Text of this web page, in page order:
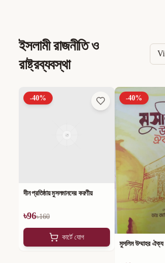
ইসলামী রাজনীতি ও
রাষ্ট্রব্যবস্থা
-40%
দীন প্রতিষ্ঠায় মুসলমানদের করণীয়
৳96৳160
কার্টে যোগ
-40%
মুসলিম উম্মাহর ঐক্য